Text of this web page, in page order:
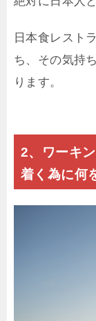
日本食レスト
ち、その気持
ります。
2、ワーキ
着く為に何